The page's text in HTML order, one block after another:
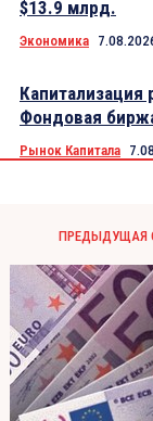
$13.9 млрд.
Экономика
Фондовая
Рынок Капитала
ПРЕДЫДУЩАЯ